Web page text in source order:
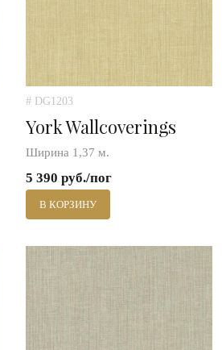
# DG1203
York Wallcoverings
Ширина 1,37 м.
5 390 руб./пог
В КОРЗИНУ